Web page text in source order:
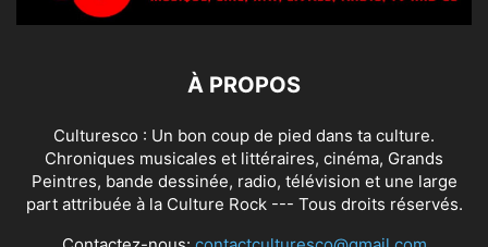
À PROPOS
Culturesco : Un bon coup de pied dans ta culture.
Chroniques musicales et littéraires, cinéma, Grands
Peintres, bande dessinée, radio, télévision et une large
part attribuée à la Culture Rock --- Tous droits réservés.